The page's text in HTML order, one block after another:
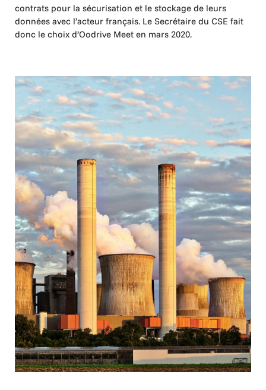
contrats pour la sécurisation et le stockage de leurs
données avec l’acteur français. Le Secrétaire du CSE fait
donc le choix d’Oodrive Meet en mars 2020.